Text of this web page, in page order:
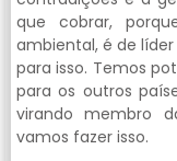
que cobrar,
ambiental, é de
para isso. Temos
para os outros
virando membro
vamos fazer isso.